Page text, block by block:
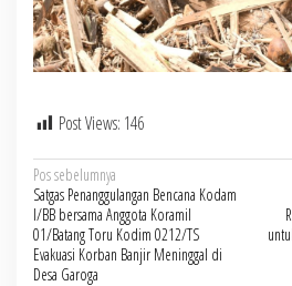
Post Views: 146
Navigasi
pos
Pos sebelumnya
Satgas Penanggulangan Bencana Kodam
I/BB bersama Anggota Koramil
01/Batang Toru Kodim 0212/TS
Evakuasi Korban Banjir Meninggal di
Desa Garoga